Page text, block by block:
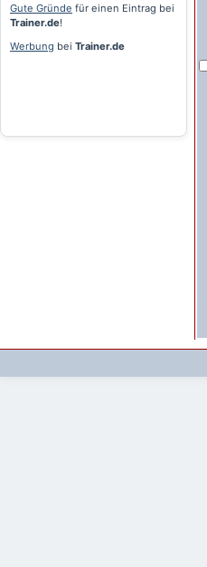
Gute Gründe für einen Eintrag bei
Trainer.de!
Werbung bei Trainer.de